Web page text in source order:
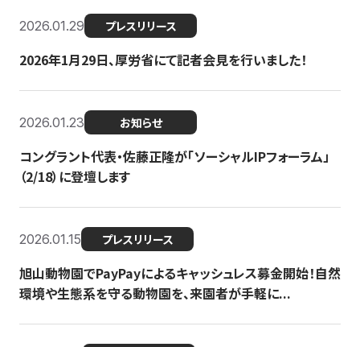
2026.01.29 プレスリリース
2026年1月29日、厚労省にて記者会見を行いました！
2026.01.23 お知らせ
コングラント代表・佐藤正隆が「ソーシャルIPフォーラム」
（2/18）に登壇します
2026.01.15 プレスリリース
旭山動物園でPayPayによるキャッシュレス募金開始！自然
環境や生態系を守る動物園を、来園者が手軽に...